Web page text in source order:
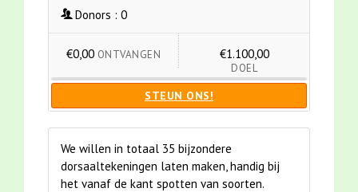
Donors : 0
€0,00 ONTVANGEN €1.100,00
DOEL
STEUN ONS!
We willen in totaal 35 bijzondere
dorsaaltekeningen laten maken, handig bij
het vanaf de kant spotten van soorten.